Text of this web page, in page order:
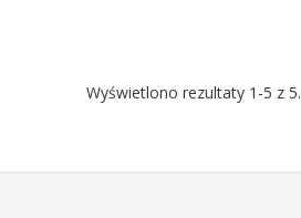
Wyświetlono rezultaty 1-5 z 5.